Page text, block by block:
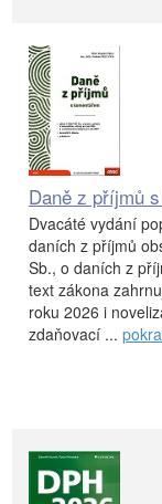
Daně z příjmů
Dvacáté vydání
daních z příjmů
Sb., o daních z
text zákona
roku 2026 i
zdaňovací ...